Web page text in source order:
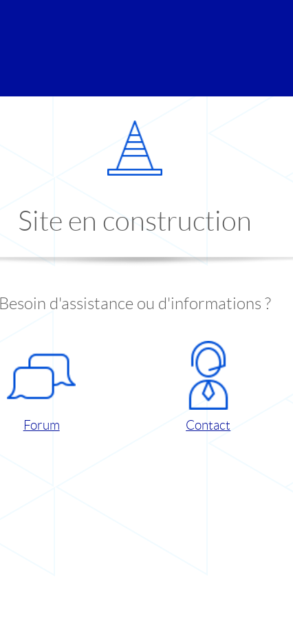
Site en construction
Besoin d'assistance ou d'informations ?
Forum Contact